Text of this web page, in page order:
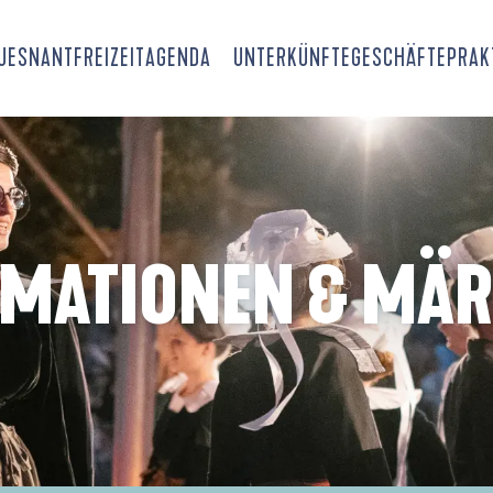
FREIZEITAGENDA UNTERKÜNFTEGESCHÄFTE
&